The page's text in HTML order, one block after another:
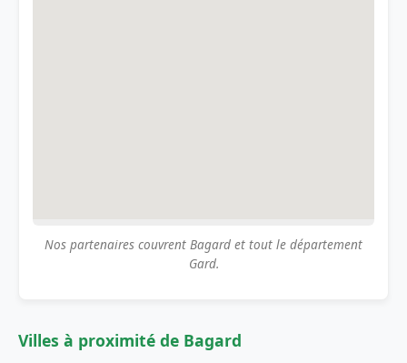
Nos partenaires couvrent Bagard et tout le département
Gard.
Villes à proximité de Bagard